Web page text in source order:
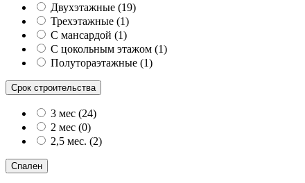
Двухэтажные (19)
Трехэтажные (1)
С мансардой (1)
С цокольным этажом (1)
Полутораэтажные (1)
Срок строительства
3 мес (24)
2 мес (0)
2,5 мес. (2)
Спален